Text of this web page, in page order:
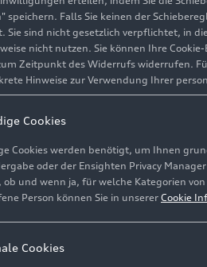
für
Foto 26.07.2025
speichern. Falls Sie keinen der
Sie sind nicht gesetzlich verpflichtet, in
nicht nutzen. Sie können Ihre
Zeitpunkt des Widerrufs widerrufen.
Hinweise zur Verwendung Ihrer
Cookies
Cookies werden benötigt, um Ihnen
oder der Ensighten Privacy
ob und wenn ja, für welche Kategorien
Person können Sie in unserer Cookie
Cookies